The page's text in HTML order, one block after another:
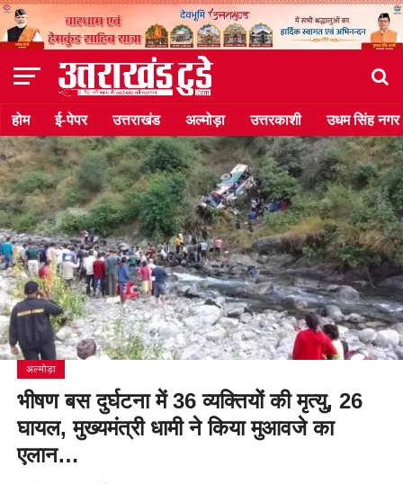
होम ई-पेपर उत्तराखंड अल्मोड़ा उत्तरकाशी उधम सिंह नगर
अल्मोड़ा
भीषण बस दुर्घटना में 36 व्यक्तियों की मृत्यु, 26
घायल, मुख्यमंत्री धामी ने किया मुआवजे का
एलान…